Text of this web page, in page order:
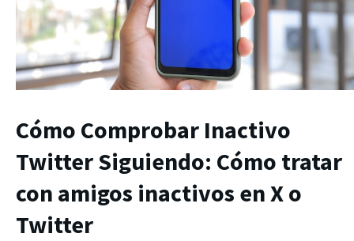
Cómo Comprobar Inactivo
Twitter Siguiendo: Cómo tratar
con amigos inactivos en X o
Twitter